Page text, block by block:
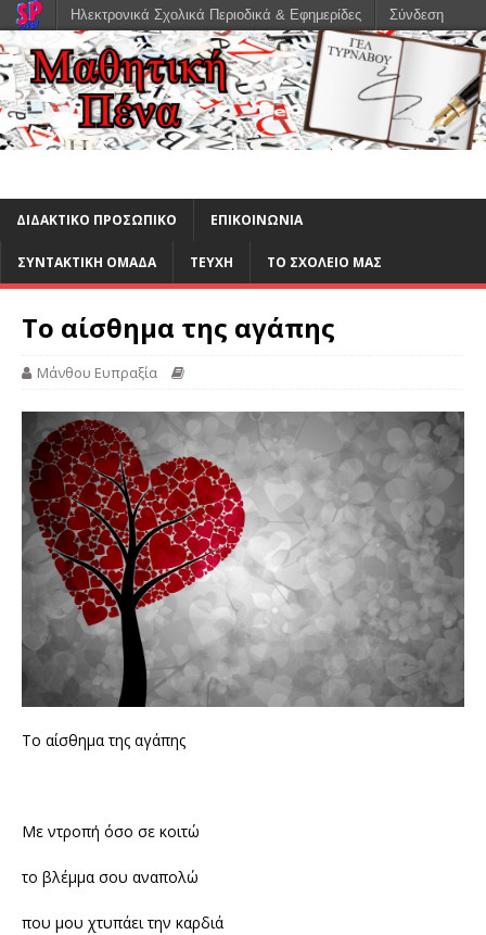
ΔΙΔΑΚΤΙΚΟ ΠΡΟΣΩΠΙΚΟ ΕΠΙΚΟΙΝΩΝΙΑ
ΣΥΝΤΑΚΤΙΚΗ ΟΜΑΔΑ ΤΕΥΧΗ ΤΟ ΣΧΟΛΕΙΟ ΜΑΣ
Το αίσθημα της αγάπης
Μάνθου Ευπραξία
Το αίσθημα της αγάπης
Με ντροπή όσο σε κοιτώ
το βλέμμα σου αναπολώ
που μου χτυπάει την καρδιά
Ηλεκτρονικά Σχολικά Περιοδικά & Εφημερίδες Σύνδεση